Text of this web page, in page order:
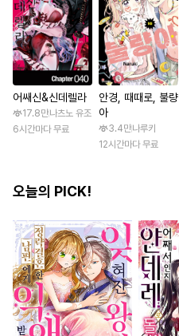
어쌔신&신데렐라
17.8만나츠노 유조
6시간마다 무료
안경, 때때로, 불량
아
3.4만나루키
12시간마다 무료
오늘의 PICK!